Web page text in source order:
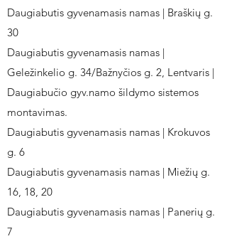
Daugiabutis gyvenamasis namas | Braškių g.
30
Daugiabutis gyvenamasis namas |
Geležinkelio g. 34/Bažnyčios g. 2, Lentvaris |
Daugiabučio gyv.namo šildymo sistemos
montavimas.
Daugiabutis gyvenamasis namas | Krokuvos
g. 6
Daugiabutis gyvenamasis namas | Miežių g.
16, 18, 20
Daugiabutis gyvenamasis namas | Panerių g.
7